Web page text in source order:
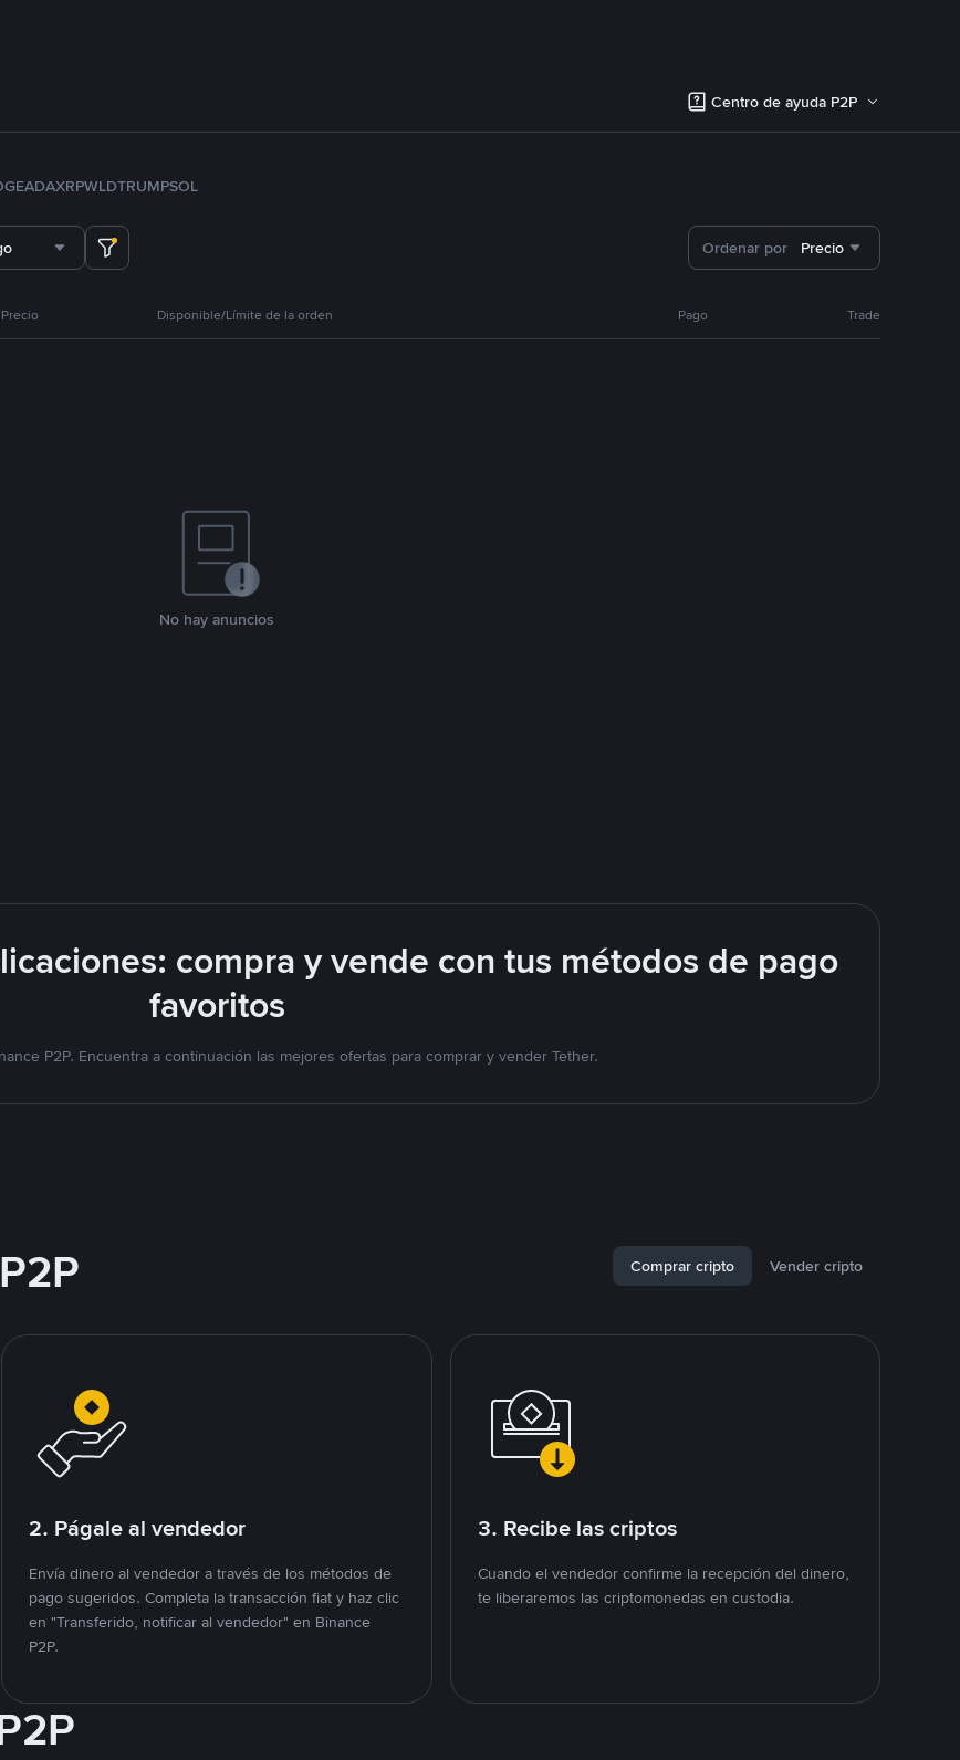
Centro de ayuda P2P
ADAXRPWLDTRUMPSOL
Ordenar por Precio
Precio Disponible/Límite de la orden Pago Trade
No hay anuncios
compra y vende con tus métodos de pago
favoritos
P2P. Encuentra a continuación las mejores ofertas para comprar y vender Tether.
Comprar cripto Vender cripto
2. Págale al vendedor
Envía dinero al vendedor a través de los métodos de
pago sugeridos. Completa la transacción fiat y haz clic
en "Transferido, notificar al vendedor" en Binance
P2P.
3. Recibe las criptos
Cuando el vendedor confirme la recepción del dinero,
te liberaremos las criptomonedas en custodia.